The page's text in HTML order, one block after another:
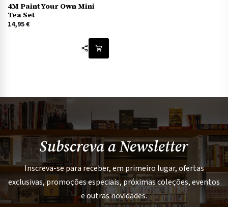
4M Paint Your Own Mini
Tea Set
14,95€
Subscreva a Newsletter
Inscreva-se para receber, em primeiro lugar, ofertas
exclusivas, promoções especiais, próximas coleções, eventos
e outras novidades.